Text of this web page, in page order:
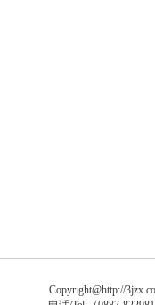
Copyright@http://